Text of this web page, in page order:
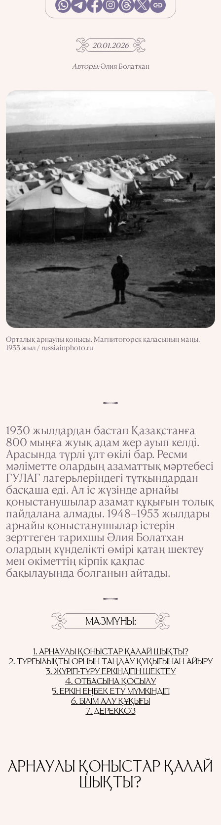
АҚПАРАТТЫ ПАЙДАЛАНУ
QALAM-ДАҒЫ ЖАРНАМА
БІЗДІҢ АВТОРЛАР
20.01.2026
Авторы:Әлия Болатхан
Орталық арнаулы қонысы. Магнитогорск қаласының маңы.
1933 жыл / russiainphoto.ru
1930 жылдардан бастап Қазақстанға
800 мыңға жуық адам жер ауып келді.
Арасында түрлі ұлт өкілі бар. Ресми
мәліметте олардың азаматтық мәртебесі
ГУЛАГ лагерьлеріндегі тұтқындардан
басқаша еді. Ал іс жүзінде арнайы
қоныстанушылар азамат құқығын толық
пайдалана алмады. 1948–1953 жылдары
арнайы қоныстанушылар істерін
зерттеген тарихшы Әлия Болатхан
олардың күнделікті өмірі қатаң шектеу
мен өкіметтің кірпік қақпас
бақылауында болғанын айтады.
МАЗМҰНЫ
1. АРНАУЛЫ ҚОНЫСТАР ҚАЛАЙ ШЫҚТЫ?
2. ТҰРҒЫЛЫҚТЫ ОРНЫН ТАҢДАУ ҚҰҚЫҒЫНАН АЙЫРУ
3. ЖҮРІП-ТҰРУ ЕРКІНДІГІН ШЕКТЕУ
4. ОТБАСЫНА ҚОСЫЛУ
5. ЕРКІН ЕҢБЕК ЕТУ МҮМКІНДІГІ
6. БІЛІМ АЛУ ҚҰҚЫҒЫ
7. ДЕРЕККӨЗ
АРНАУЛЫ ҚОНЫСТАР ҚАЛАЙ
ШЫҚТЫ?